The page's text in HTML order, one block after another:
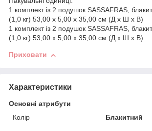
1 комплект із 2 подушок SASSAFRAS,
(1,0 кг) 53,00 x 5,00 x 35,00 см (Д x Ш x В)
1 комплект із 2 подушок SASSAFRAS,
(1,0 кг) 53,00 x 5,00 x 35,00 см (Д x Ш x В)
Приховати
Характеристики
Основні атрибути
Колір
Блакитний